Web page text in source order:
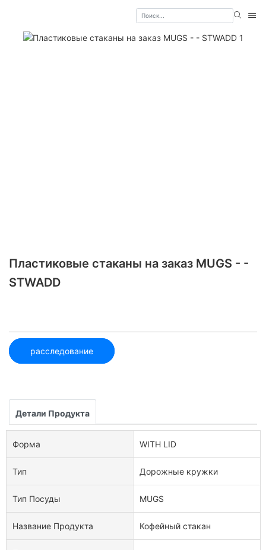
Пластиковые стаканы на заказ MUGS - -
STWADD
расследование
Детали Продукта
Форма WITH LID
Тип Дорожные кружки
Тип Посуды MUGS
Название Продукта Кофейный стакан